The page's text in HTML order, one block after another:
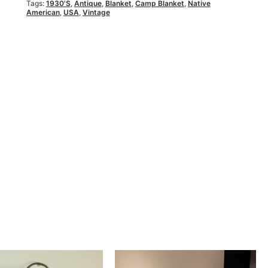
Tags: 1930's, Antique, Blanket, Camp Blanket, Native
American, USA, Vintage